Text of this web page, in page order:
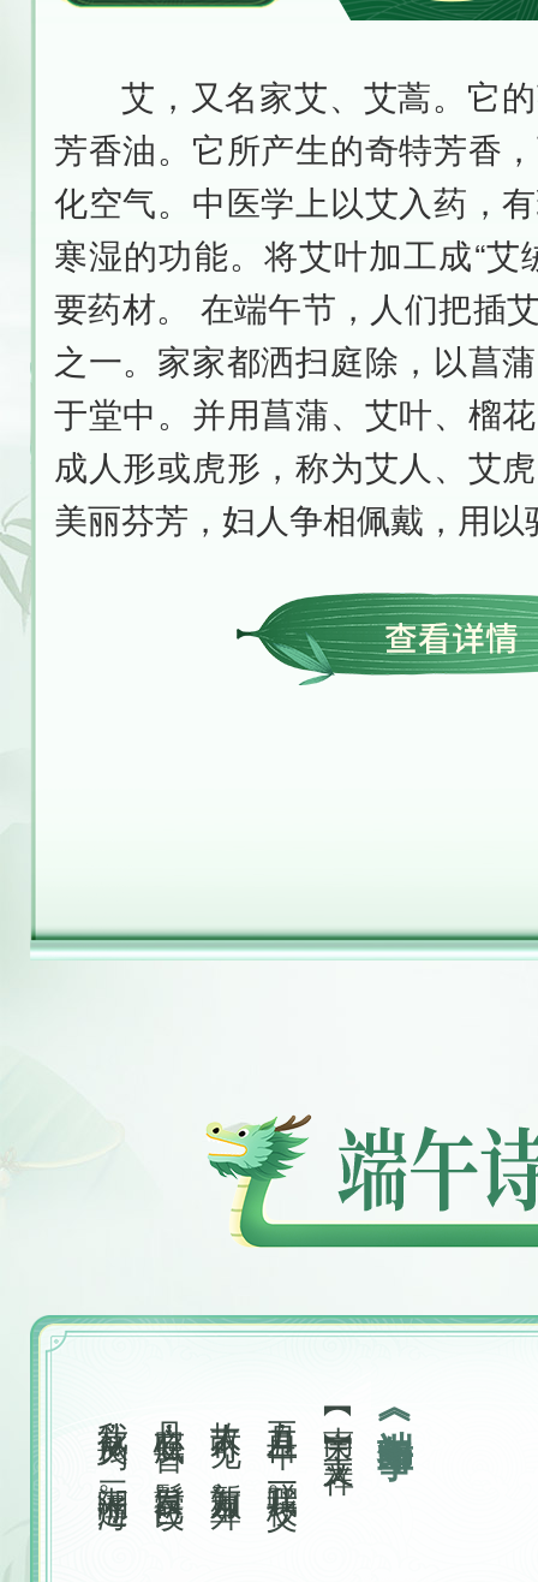
艾，又名家艾、艾蒿。它
芳香油。它所产生的奇特芳香
化空气。中医学上以艾入药，
寒湿的功能。将艾叶加工成“艾
要药材。 在端午节，人们把插
之一。家家都洒扫庭除，以菖
于堂中。并用菖蒲、艾叶、榴
成人形或虎形，称为艾人、艾
美丽芬芳，妇人争相佩戴，用以
守徐君猷》 我欲从灵均，三湘隔辽海。 丹心照夙昔，鬓发日已改。 故人不可见，新知万里外。 五月五日午，赠我一枝艾。 【南宋】 文天祥 《端午即事》